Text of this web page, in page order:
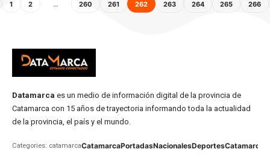
1 2 … 260 261 262 263 264 265 266
Datamarca es un medio de información digital de la provincia de
Catamarca con 15 años de trayectoria informando toda la actualidad
de la provincia, el país y el mundo.
Categories: catamarcaCatamarcaPortadasNacionalesDeportesCatamarca